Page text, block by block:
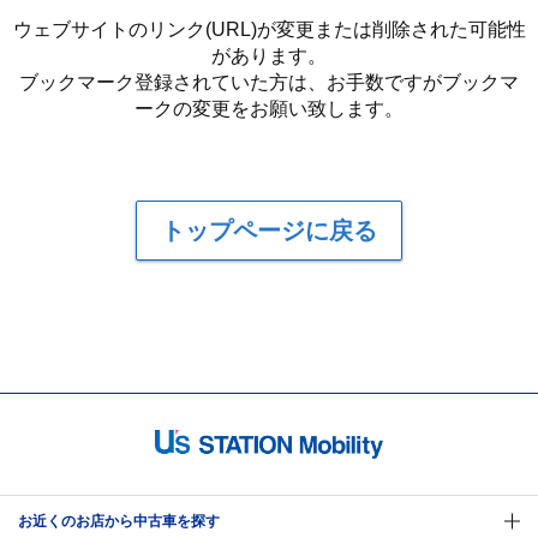
ウェブサイトのリンク(URL)が変更または削除された可能性
があります。
ブックマーク登録されていた方は、お手数ですがブックマ
ークの変更をお願い致します。
トップページに戻る
お近くのお店から中古車を探す